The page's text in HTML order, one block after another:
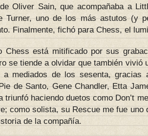
Oliver Sain, que acompañaba a
Turner, uno de los más astutos (y
Finalmente, fichó para Chess, el
Chess está mitificado por sus
se tiende a olvidar que también vivió
a mediados de los sesenta, gracias
de Santo, Gene Chandler, Etta
triunfó haciendo duetos como Don’t
como solista, su Rescue me fue uno
de la compañía.